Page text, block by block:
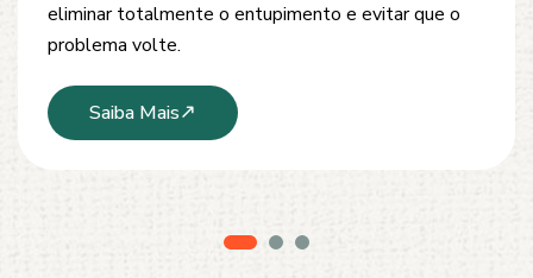
modernos e técnicas seguras que garantem um
serviço limpo, ágil e sem danos à estrutura.
Saiba Mais